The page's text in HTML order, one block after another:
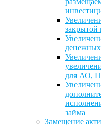
закрытой
для АО,
займа
Замещение